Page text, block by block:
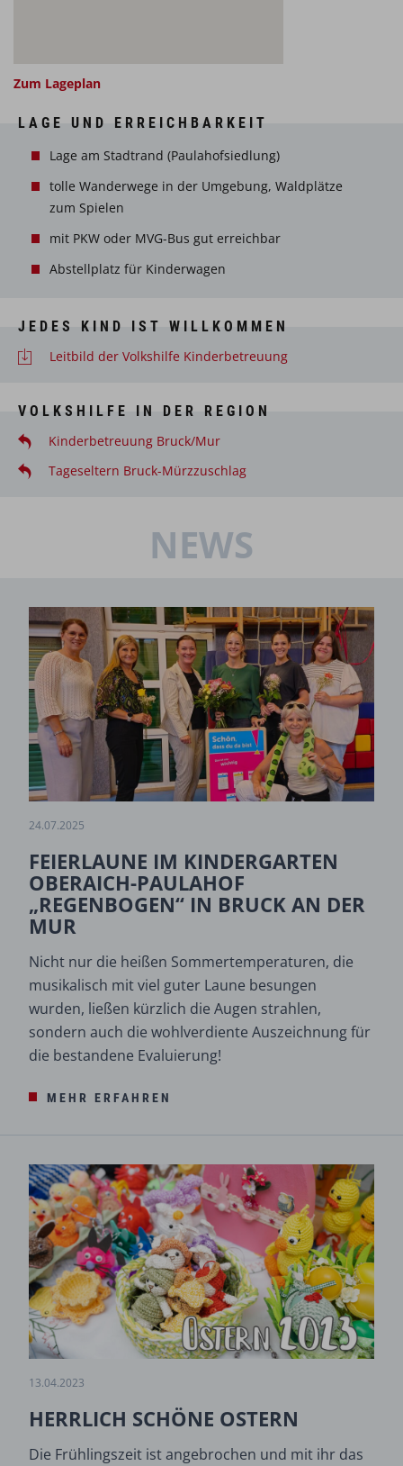
Zum Lageplan
LAGE UND ERREICHBARKEIT
Lage am Stadtrand (Paulahofsiedlung)
tolle Wanderwege in der Umgebung, Waldplätze
zum Spielen
mit PKW oder MVG-Bus gut erreichbar
Abstellplatz für Kinderwagen
JEDES KIND IST WILLKOMMEN
Leitbild der Volkshilfe Kinderbetreuung
VOLKSHILFE IN DER REGION
Kinderbetreuung Bruck/Mur
Tageseltern Bruck-Mürzzuschlag
NEWS
24.07.2025
FEIERLAUNE IM KINDERGARTEN
OBERAICH-PAULAHOF
„REGENBOGEN“ IN BRUCK AN DER
MUR
Nicht nur die heißen Sommertemperaturen, die
musikalisch mit viel guter Laune besungen
wurden, ließen kürzlich die Augen strahlen,
sondern auch die wohlverdiente Auszeichnung für
die bestandene Evaluierung!
MEHR ERFAHREN
13.04.2023
HERRLICH SCHÖNE OSTERN
Die Frühlingszeit ist angebrochen und mit ihr das